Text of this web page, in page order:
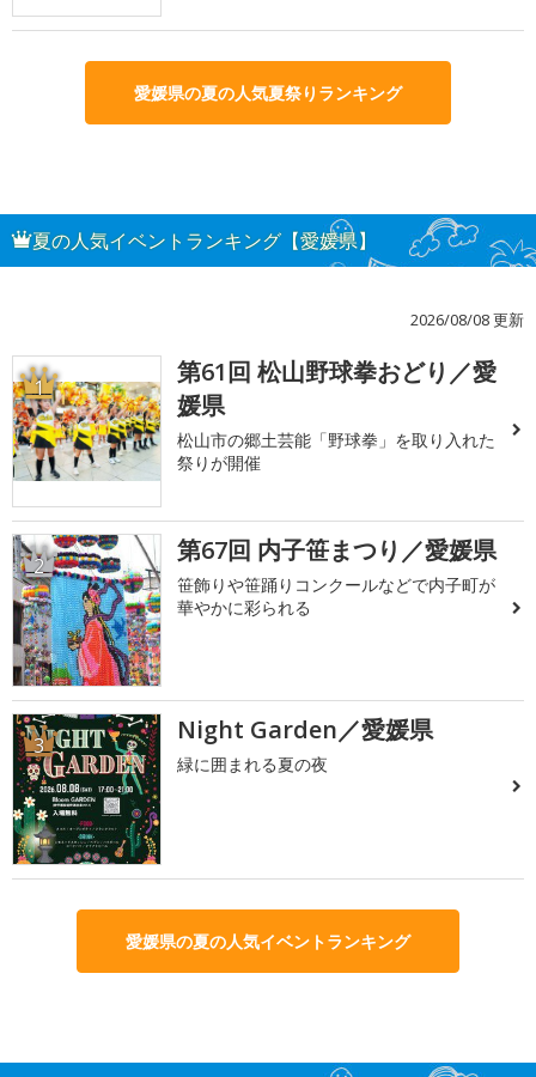
愛媛県の夏の人気夏祭りランキング
夏の人気イベントランキング【愛媛県】
2026/08/08 更新
1
第61回 松山野球拳おどり／愛
媛県
松山市の郷土芸能「野球拳」を取り入れた
祭りが開催
2 第67回 内子笹まつり／愛媛県
笹飾りや笹踊りコンクールなどで内子町が
華やかに彩られる
3 Night Garden／愛媛県
緑に囲まれる夏の夜
愛媛県の夏の人気イベントランキング